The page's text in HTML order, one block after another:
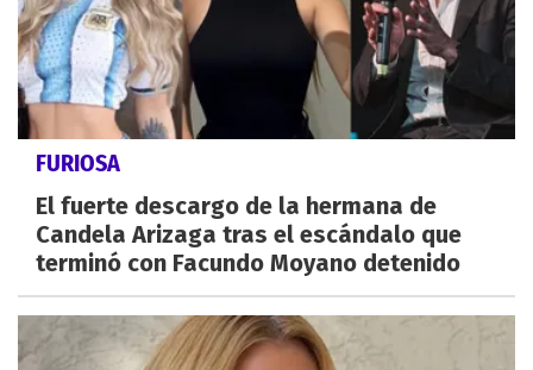
FURIOSA
El fuerte descargo de la hermana de
Candela Arizaga tras el escándalo que
terminó con Facundo Moyano detenido